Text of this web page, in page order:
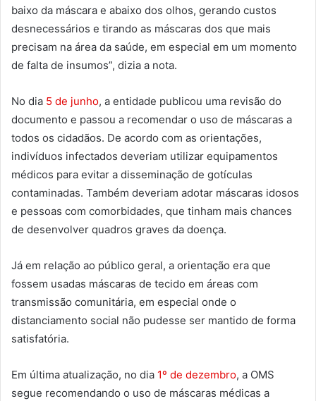
baixo da máscara e abaixo dos olhos, gerando custos
desnecessários e tirando as máscaras dos que mais
precisam na área da saúde, em especial em um momento
de falta de insumos”, dizia a nota.
No dia 5 de junho, a entidade publicou uma revisão do
documento e passou a recomendar o uso de máscaras a
todos os cidadãos. De acordo com as orientações,
indivíduos infectados deveriam utilizar equipamentos
médicos para evitar a disseminação de gotículas
contaminadas. Também deveriam adotar máscaras idosos
e pessoas com comorbidades, que tinham mais chances
de desenvolver quadros graves da doença.
Já em relação ao público geral, a orientação era que
fossem usadas máscaras de tecido em áreas com
transmissão comunitária, em especial onde o
distanciamento social não pudesse ser mantido de forma
satisfatória.
Em última atualização, no dia 1º de dezembro, a OMS
segue recomendando o uso de máscaras médicas a